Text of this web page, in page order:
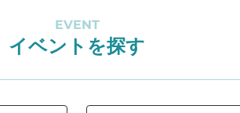
EVENT
イベントを探す